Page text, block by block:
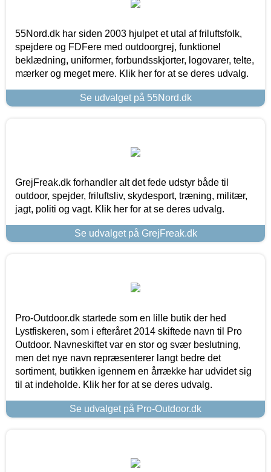
55Nord.dk har siden 2003 hjulpet et utal af friluftsfolk,
spejdere og FDFere med outdoorgrej, funktionel
beklædning, uniformer, forbundsskjorter, logovarer, telte,
mærker og meget mere. Klik her for at se deres udvalg.
Se udvalget på 55Nord.dk
GrejFreak.dk forhandler alt det fede udstyr både til
outdoor, spejder, friluftsliv, skydesport, træning, militær,
jagt, politi og vagt. Klik her for at se deres udvalg.
Se udvalget på GrejFreak.dk
Pro-Outdoor.dk startede som en lille butik der hed
Lystfiskeren, som i efteråret 2014 skiftede navn til Pro
Outdoor. Navneskiftet var en stor og svær beslutning,
men det nye navn repræsenterer langt bedre det
sortiment, butikken igennem en årrække har udvidet sig
til at indeholde. Klik her for at se deres udvalg.
Se udvalget på Pro-Outdoor.dk